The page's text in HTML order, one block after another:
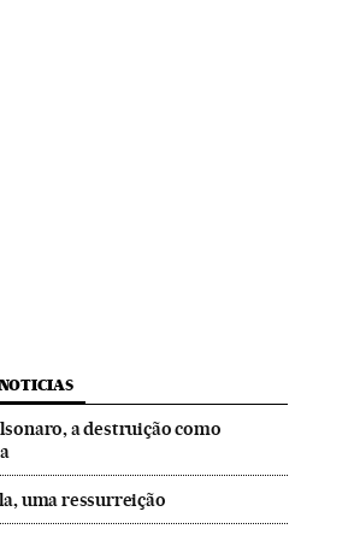
a destruição como
uma ressurreição